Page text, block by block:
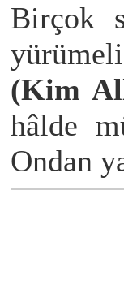
Birçok
(Kim
hâlde
Ondan